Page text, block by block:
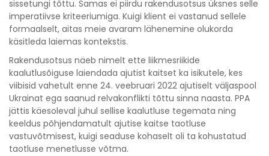
sissetungi tõttu. Samas ei piirdu rakendusotsus üksnes selle
imperatiivse kriteeriumiga. Kuigi klient ei vastanud sellele
formaalselt, aitas meie avaram lähenemine olukorda
käsitleda laiemas kontekstis.
Rakendusotsus näeb nimelt ette liikmesriikide
kaalutlusõiguse laiendada ajutist kaitset ka isikutele, kes
viibisid vahetult enne 24. veebruari 2022 ajutiselt väljaspool
Ukrainat ega saanud relvakonflikti tõttu sinna naasta. PPA
jättis käesoleval juhul sellise kaalutluse tegemata ning
keeldus põhjendamatult ajutise kaitse taotluse
vastuvõtmisest, kuigi seaduse kohaselt oli ta kohustatud
taotluse menetlusse võtma.